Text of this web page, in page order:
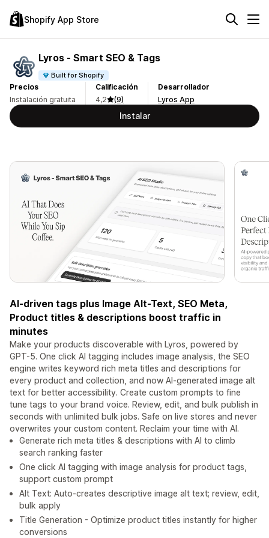
Shopify App Store
Lyros ‑ Smart SEO & Tags
Built for Shopify
Precios
Instalación gratuita
Calificación
4,2
(9)
Desarrollador
Lyros App
Instalar
AI-driven tags plus Image Alt-Text, SEO Meta,
Product titles & descriptions boost traffic in
minutes
Make your products discoverable with Lyros, powered by
GPT-5. One click AI tagging includes image analysis, the SEO
engine writes keyword rich meta titles and descriptions for
every product and collection, and now AI-generated image alt
text for better accessibility. Create custom prompts to fine
tune tags to your brand voice. Review, edit, and bulk publish in
seconds with unlimited bulk jobs. Safe on live stores and never
overwrites your custom content. Reclaim your time with AI.
Generate rich meta titles & descriptions with AI to climb
search ranking faster
One click AI tagging with image analysis for product tags,
support custom prompt
Alt Text: Auto-creates descriptive image alt text; review, edit,
bulk apply
Title Generation - Optimize product titles instantly for higher
conversions